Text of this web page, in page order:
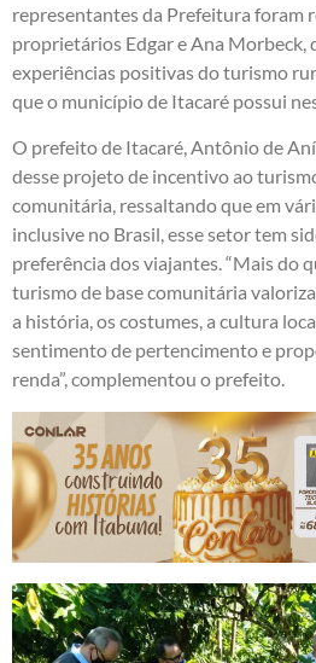
representantes da Prefeitura foram
proprietários Edgar e Ana Morbeck,
experiências positivas do turismo
que o município de Itacaré possui
O prefeito de Itacaré, Antônio de
desse projeto de incentivo ao
comunitária, ressaltando que em
inclusive no Brasil, esse setor tem
preferência dos viajantes. “Mais do
turismo de base comunitária
a história, os costumes, a cultura
sentimento de pertencimento e
renda”, complementou o prefeito.